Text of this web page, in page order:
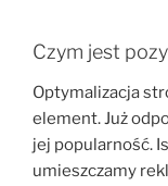
Czym jest
Optymalizacja
element. Już
jej popularność.
umieszczamy